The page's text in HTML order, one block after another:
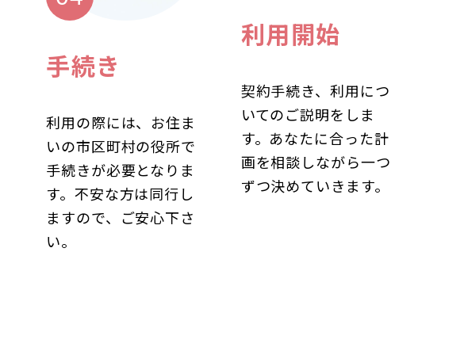
手続き
利用の際には、お住ま
いの市区町村の役所で
手続きが必要となりま
す。不安な方は同行し
ますので、ご安心下さ
い。
利用開始
契約手続き、利用につ
いてのご説明をしま
す。あなたに合った計
画を相談しながら一つ
ずつ決めていきます。